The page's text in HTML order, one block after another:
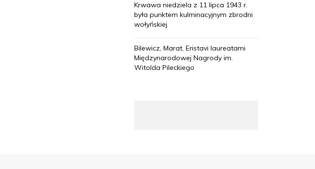
Krwawa niedziela z 11 lipca 1943 r.
była punktem kulminacyjnym zbrodni
wołyńskiej
Bilewicz, Marat, Eristavi laureatami
Międzynarodowej Nagrody im.
Witolda Pileckiego